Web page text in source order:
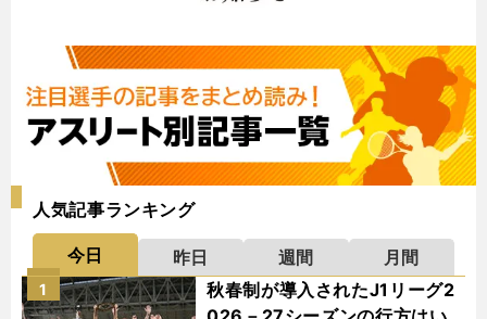
人気記事ランキング
今日 昨日 週間
月間
秋春制が導入されたJ1リーグ2
1